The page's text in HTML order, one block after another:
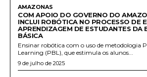
AMAZONAS
COM APOIO DO GOVERNO DO
INCLUI ROBÓTICA NO PROCESSO DE
APRENDIZAGEM DE ESTUDANTES DA
BÁSICA
Ensinar robótica com o uso de metodologia
Learning (PBL), que estimula os alunos...
9 de julho de 2025